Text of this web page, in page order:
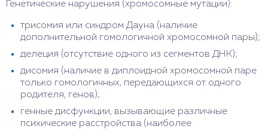
Генетические нарушения (хромосомные мутации):
трисомия или синдром Дауна (наличие
дополнительной гомологичной хромосомной пары);
делеция (отсутствие одного из сегментов ДНК);
дисомия (наличие в диплоидной хромосомной паре
только гомологичных, передающихся от одного
родителя, генов);
генные дисфункции, вызывающие различные
психические расстройства (наиболее